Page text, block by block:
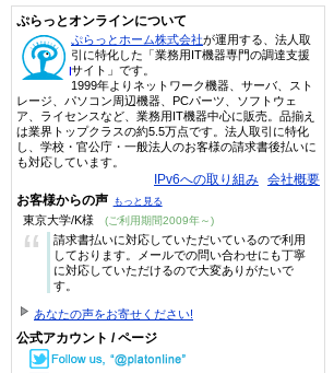
ぷらっとオンラインについて
ぷらっとホーム株式会社が運用する、法人取
引に特化した「業務用IT機器専門の調達支援
サイト」です。
1999年よりネットワーク機器、サーバ、スト
レージ、パソコン周辺機器、PCパーツ、ソフトウェ
ア、ライセンスなど、業務用IT機器中心に販売。品揃え
は業界トップクラスの約5.5万点です。法人取引に特化
し、学校・官公庁・一般法人のお客様の請求書後払いに
も対応しています。
IPv6への取り組み 会社概要
お客様からの声 もっと見る
東京大学/K様 (ご利用期間2009年～)
“
請求書払いに対応していただいているので利用
しております。メールでの問い合わせにも丁寧
に対応していただけるので大変ありがたいで
す。
あなたの声をお寄せください!
公式アカウント / ページ